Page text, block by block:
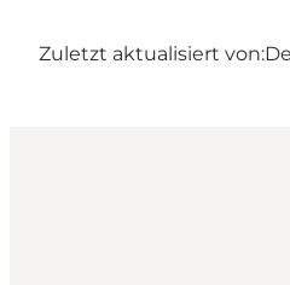
Zuletzt aktualisiert von: